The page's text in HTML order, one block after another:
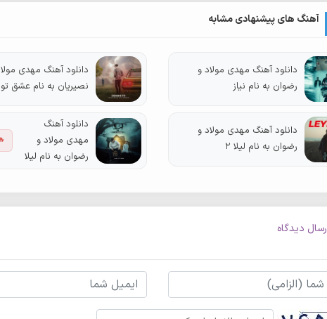
آهنگ های پیشنهادی مشابه
دانلود آهنگ مهدی مولاد و
رضوان به نام نیاز
دانلود آهنگ مهدی
نصیریان به نام عشق تو
دانلود آهنگ مهدی مولاد و
رضوان به نام لیلا 2
دانلود آهنگ
مهدی مولاد و
رضوان به نام لیلا
دیدگاه